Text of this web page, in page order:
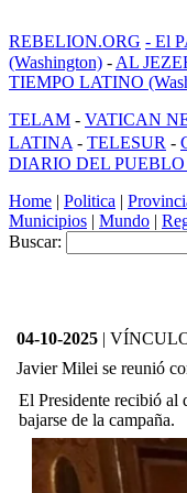
REBELION.ORG - El
(Washington) - AL
TIEMPO LATINO
TELAM - VATICAN
LATINA - TELESUR -
DIARIO DEL PUEBLO
Home | Politica |
Municipios | Mundo |
Buscar:
04-10-2025 |
Javier Milei se reunió
El Presidente recibió al
bajarse de la campaña.